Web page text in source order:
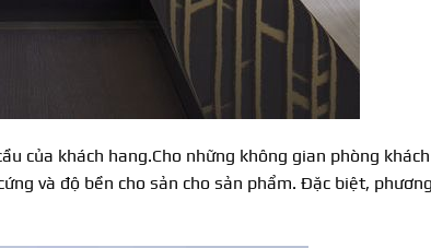
của khách hang.Cho những không gian phòng
và độ bền cho sản cho sản phẩm. Đặc biệt,